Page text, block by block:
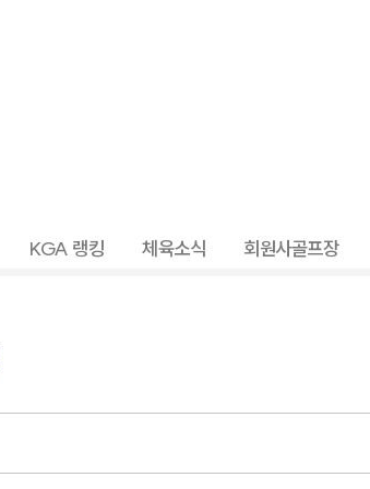
KGA 랭킹 체육소식 회원사골프장